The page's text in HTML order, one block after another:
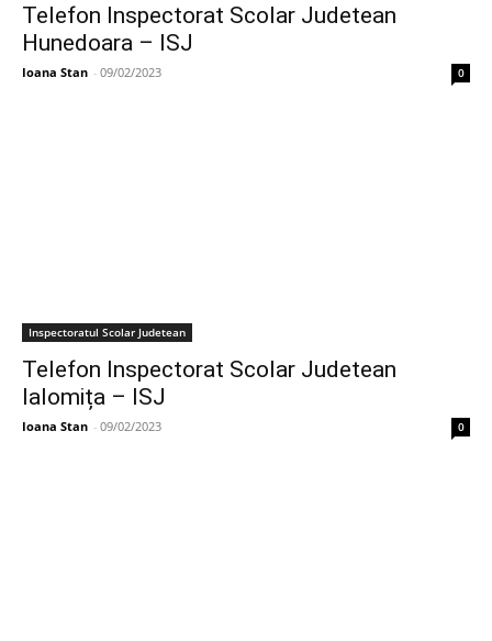
Telefon Inspectorat Scolar Judetean
Hunedoara – ISJ
Ioana Stan - 09/02/2023 0
Inspectoratul Scolar Judetean
Telefon Inspectorat Scolar Judetean
Ialomița – ISJ
Ioana Stan - 09/02/2023 0